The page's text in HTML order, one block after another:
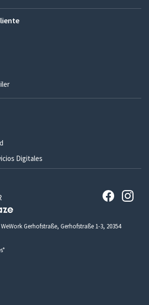
Digitales
Gerhofstraße, Gerhofstraße 1-3, 20354